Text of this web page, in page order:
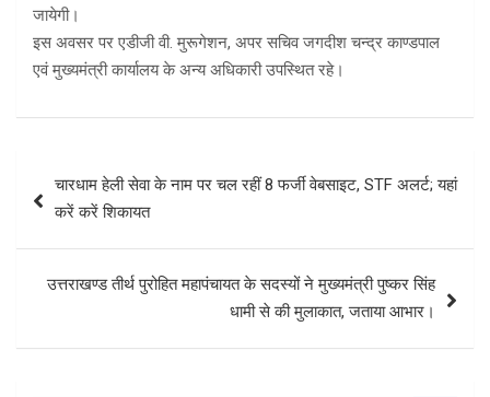
जायेगी।
इस अवसर पर एडीजी वी. मुरूगेशन, अपर सचिव जगदीश चन्द्र काण्डपाल
एवं मुख्यमंत्री कार्यालय के अन्य अधिकारी उपस्थित रहे।
navigation
चारधाम हेली सेवा के नाम पर चल रहीं 8 फर्जी वेबसाइट, STF अलर्ट; यहां
करें करें शिकायत
उत्तराखण्ड तीर्थ पुरोहित महापंचायत के सदस्यों ने मुख्यमंत्री पुष्कर सिंह
धामी से की मुलाकात, जताया आभार।